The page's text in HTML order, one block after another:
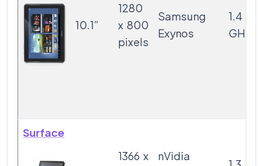
10.1”
1280
x 800
pixels
Samsung
Exynos
1.4
GHz
Surface
1366 x
nVidia